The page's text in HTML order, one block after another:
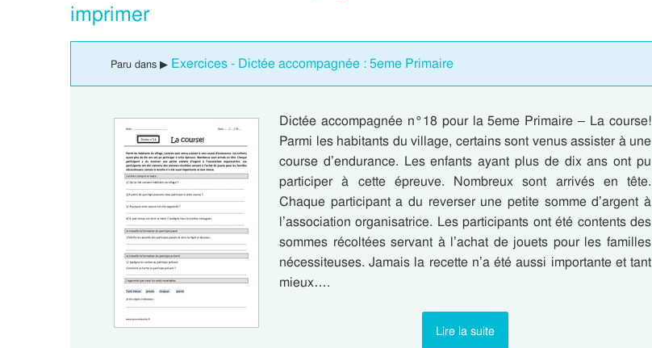
imprimer
Paru dans ▶ Exercices - Dictée accompagnée : 5eme Primaire
Dictée accompagnée n°18 pour la 5eme Primaire – La course!
Parmi les habitants du village, certains sont venus assister à une
course d’endurance. Les enfants ayant plus de dix ans ont pu
participer à cette épreuve. Nombreux sont arrivés en tête.
Chaque participant a du reverser une petite somme d’argent à
l’association organisatrice. Les participants ont été contents des
sommes récoltées servant à l’achat de jouets pour les familles
nécessiteuses. Jamais la recette n’a été aussi importante et tant
mieux….
Lire la suite